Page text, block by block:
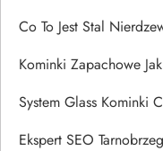
Co To Jest Stal
Kominki Zapachowe
System Glass Kominki
Ekspert SEO Tarnobrzeg